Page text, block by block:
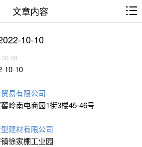
文章内容
10-10
10-10
易有限公司
岭南电商园1街3楼45-46号
建材有限公司
徐家棚工业园